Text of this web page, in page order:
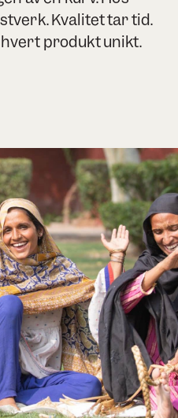
Kvalitet tar tid.
produkt unikt.